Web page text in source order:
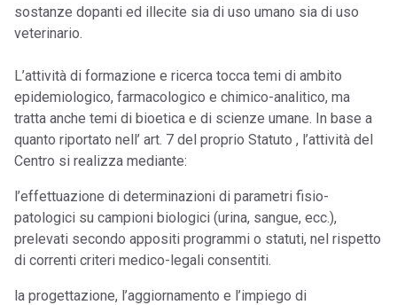
sostanze dopanti ed illecite sia di uso umano sia di uso
veterinario.
L’attività di formazione e ricerca tocca temi di ambito
epidemiologico, farmacologico e chimico-analitico, ma
tratta anche temi di bioetica e di scienze umane. In base a
quanto riportato nell’ art. 7 del proprio Statuto , l’attività del
Centro si realizza mediante:
l’effettuazione di determinazioni di parametri fisio-
patologici su campioni biologici (urina, sangue, ecc.),
prelevati secondo appositi programmi o statuti, nel rispetto
di correnti criteri medico-legali consentiti.
la progettazione, l’aggiornamento e l’impiego di